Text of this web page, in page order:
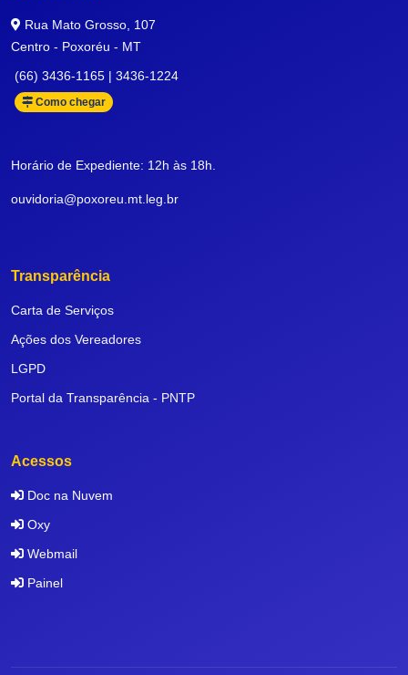
Rua Mato Grosso, 107
Centro - Poxoréu - MT
(66) 3436-1165 | 3436-1224
Como chegar
Horário de Expediente: 12h às 18h.
ouvidoria@poxoreu.mt.leg.br
Transparência
Carta de Serviços
Ações dos Vereadores
LGPD
Portal da Transparência - PNTP
Acessos
Doc na Nuvem
Oxy
Webmail
Painel